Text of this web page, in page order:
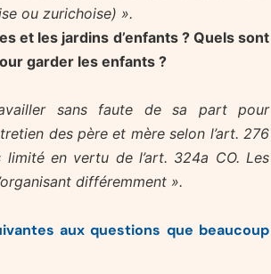
ou zurichoise) ».
et les jardins d’enfants ? Quels sont
garder les enfants ?
sans faute de sa part pour
des père et mère selon l’art. 276
en vertu de l’art. 324a CO. Les
différemment ».
aux questions que beaucoup